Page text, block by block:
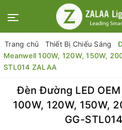
Trang chủ Thiết Bị Chiếu Sáng
Meanwell 100W, 120W, 150W,
STL014 ZALAA
Đèn Đường LED
100W, 120W, 150W,
GG-